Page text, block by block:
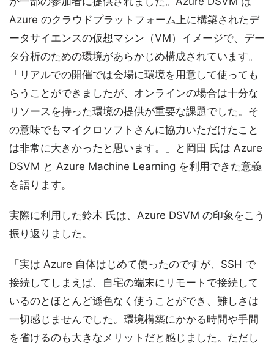
Azure のクラウドプラットフォーム上に構築されたデ
ータサイエンスの仮想マシン（VM）イメージで、デー
タ分析のための環境があらかじめ構成されています。
「リアルでの開催では会場に環境を用意して使っても
らうことができましたが、オンラインの場合は十分な
リソースを持った環境の提供が重要な課題でした。そ
の意味でもマイクロソフトさんに協力いただけたこと
は非常に大きかったと思います。」と岡田 氏は Azure
DSVM と Azure Machine Learning を利用できた意義
を語ります。
実際に利用した鈴木 氏は、Azure DSVM の印象をこう
振り返りました。
「実は Azure 自体はじめて使ったのですが、SSH で
接続してしまえば、自宅の端末にリモートで接続して
いるのとほとんど遜色なく使うことができ、難しさは
一切感じませんでした。環境構築にかかる時間や手間
を省けるのも大きなメリットだと感じました。ただし